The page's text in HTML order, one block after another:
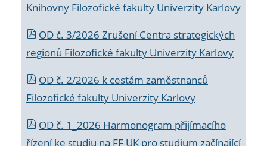
Knihovny Filozofické fakulty Univerzity Karlovy
OD č. 3/2026 Zrušení Centra strategických
regionů Filozofické fakulty Univerzity Karlovy
OD č. 2/2026 k cestám zaměstnanců
Filozofické fakulty Univerzity Karlovy
OD č. 1_2026 Harmonogram přijímacího
řízení ke studiu na FF UK pro studium začínající